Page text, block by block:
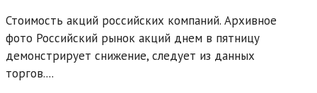
Стоимость акций российских компаний. Архивное
фото Российский рынок акций днем в пятницу
демонстрирует снижение, следует из данных
торгов....